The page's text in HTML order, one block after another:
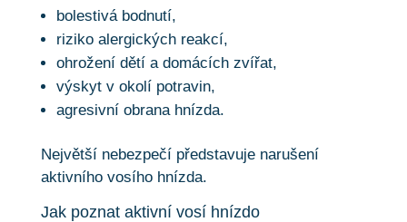
bolestivá bodnutí,
riziko alergických reakcí,
ohrožení dětí a domácích zvířat,
výskyt v okolí potravin,
agresivní obrana hnízda.
Největší nebezpečí představuje narušení
aktivního vosího hnízda.
Jak poznat aktivní vosí hnízdo